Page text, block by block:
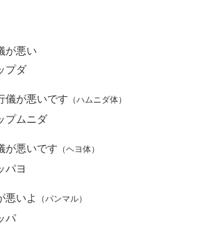
が悪い
プダ
儀が悪いです （ハムニダ体）
プムニダ
が悪いです （ヘヨ体）
パヨ
悪いよ （パンマル）
パ